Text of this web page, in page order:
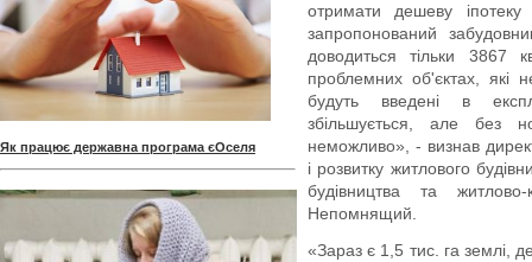
Як працює державна програма єОселя
отримати дешеву
запропонований
доводиться тільки 3867
проблемних об'єктах, які
будуть введені в
збільшується, але без
неможливо», - визнав
і розвитку житлового
будівництва та
Непомнящий.
«Зараз є 1,5 тис. га землі,